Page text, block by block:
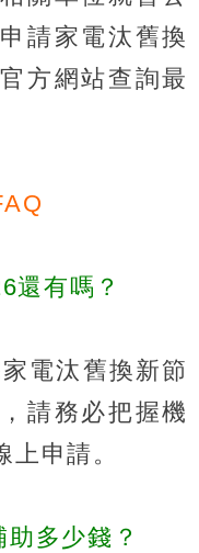
請家電汰舊換
方網站查詢最
還有嗎？
電汰舊換新節
請務必把握機
申請。
多少錢？